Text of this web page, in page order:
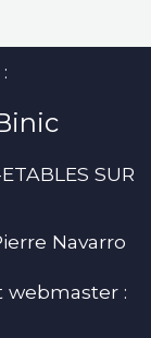
SUR
Navarro
webmaster :